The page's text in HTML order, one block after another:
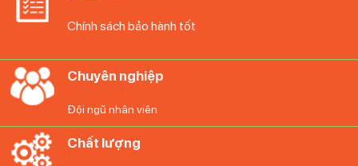
Bộ đồ ăn 12 món Mikasa Jardin Midnight
Chính sách bảo hành tốt
Chuyên nghiệp
Đội ngũ nhân viên
Chất lượng